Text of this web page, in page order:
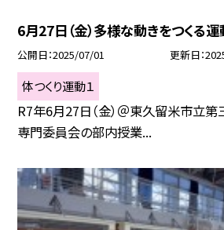
6月27日（金）多様な動きをつくる運
公開日 2025/07/01 更新日
体つくり運動１
R7年6月27日（金）＠東久留米市立第
専門委員会の部内授業...